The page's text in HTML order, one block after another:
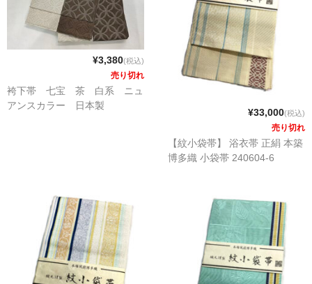
¥3,380(税込)
売り切れ
袴下帯 七宝 茶 白系 ニュ
アンスカラー 日本製
¥33,000(税込)
売り切れ
【紋小袋帯】 浴衣帯 正絹 本築
博多織 小袋帯 240604-6